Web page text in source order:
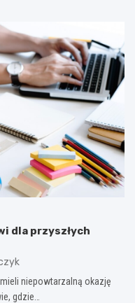
dla przyszłych
niepowtarzalną okazję
gdzie…